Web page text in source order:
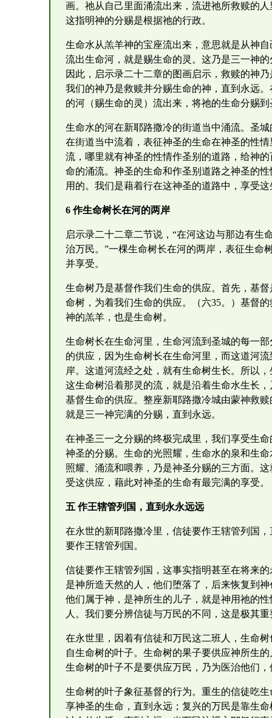
画。祂从自己里面涌流出来，流进祂所救赎的
这指明神的分赐是根据祂的行政。
生命水从羔羊神的宝座流出来，意思就是从神
流出生命河，就是赐生命的灵。这乃是三一神
因此，启示录二十二章的图画启示，救赎的神
我们的神乃是救赎并分赐生命的神，直到永远
的河（赐生命的灵）流出来，将祂的生命分赐
生命水的河在新耶路撒冷的街道当中涌流。圣
在街道当中流着，表征神圣的生命在神圣的性
流，哪里就有神圣的性情作圣别的道路，给神
命的涌流。神圣的生命和作圣别道路之神圣的
用的。我们是藉着行在这神圣的道路中，享受
6 作生命树长在河的两岸
启示录二十二章二节说，“在河这边与那边有
治万民。”一棵生命树长在河的两岸，表征生命
并享受。
生命树乃是基督作我们生命的供应。首先，基
命树，为着我们生命的供应。（六35。）基督
神的羔羊，也是生命树。
生命树长在生命河里，生命河流到圣城的每一
的供应，因为生命树长在生命河里，而这道河
岸。这道河流经之处，就有生命树生长。所以
这生命树沿着那灵的流，就是沿着生命水生长
基督生命的供应。整座新耶路撒冷城由蒙神救
就是三一神完满的分赐，直到永远。
在神圣三一之分赐的终极完成里，我们享受生
神圣的分赐。生命的光照耀，生命水的泉和生
照耀、涌流和喂养，乃是神圣分赐的三方面。
受这供应，藉此对神圣的生命有最完满的享受。
五 作王辖管列国，直到永永远远
在永世的新耶路撒冷里，信徒要作王辖管列国
要作王辖管列国。
信徒要作王辖管列国，这事实指明甚至在将来
是神所造天然的人，他们堕落了，后来恢复到
他们属于神，是神所生的儿子，就是神用祂的
人。我们要分辨信徒与万民的不同，这是极其重
在永世里，因着有信徒和万民这二班人，生命
自生命树的叶子。生命树的果子要供应神所生
生命树的叶子不是要供应万民，乃为医治他们
生命树的叶子象征基督的行为。重生的信徒吃
享神圣的生命，直到永远；复兴的万民是靠生